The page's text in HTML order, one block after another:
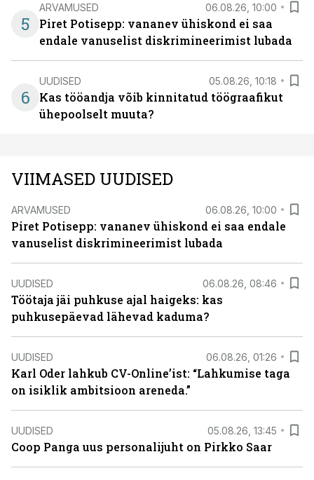
5
ARVAMUSED 06.08.26, 10:00
Piret Potisepp: vananev ühiskond ei saa
endale vanuselist diskrimineerimist lubada
6
UUDISED 05.08.26, 10:18
Kas tööandja võib kinnitatud töögraafikut
ühepoolselt muuta?
VIIMASED UUDISED
ARVAMUSED 06.08.26, 10:00
Piret Potisepp: vananev ühiskond ei saa endale
vanuselist diskrimineerimist lubada
UUDISED 06.08.26, 08:46
Töötaja jäi puhkuse ajal haigeks: kas
puhkusepäevad lähevad kaduma?
UUDISED 06.08.26, 01:26
Karl Oder lahkub CV-Online’ist: “Lahkumise taga
on isiklik ambitsioon areneda.”
UUDISED 05.08.26, 13:45
Coop Panga uus personalijuht on Pirkko Saar